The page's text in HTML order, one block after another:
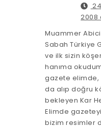
2008
Muammer
Sabah Türkiye
ve ilk sizin
hanıma
gazete elimde,
da alıp doğru
bekleyen Kar
Elimde
bizim resimler